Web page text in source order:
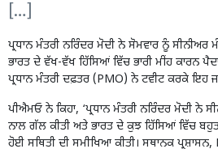
[…]
ਪ੍ਰਧਾਨ ਮੰਤਰੀ ਨਰਿੰਦਰ ਮੋਦੀ ਨੇ ਸੋਮਵਾਰ ਨੂੰ
ਭਾਰਤ ਦੇ ਵੱਖ-ਵੱਖ ਹਿੱਸਿਆਂ ਵਿੱਚ ਭਾਰੀ ਮੀਂਹ ਕਾਰਨ
ਪ੍ਰਧਾਨ ਮੰਤਰੀ ਦਫ਼ਤਰ (PMO) ਨੇ ਟਵੀਟ ਕਰਕੇ ਇਹ
ਪੀਐਮਓ ਨੇ ਕਿਹਾ, ‘ਪ੍ਰਧਾਨ ਮੰਤਰੀ ਨਰਿੰਦਰ ਮੋਦੀ ਨੇ
ਨਾਲ ਗੱਲ ਕੀਤੀ ਅਤੇ ਭਾਰਤ ਦੇ ਕੁਝ ਹਿੱਸਿਆਂ ਵਿੱਚ
ਹੋਈ ਸਥਿਤੀ ਦੀ ਸਮੀਖਿਆ ਕੀਤੀ। ਸਥਾਨਕ